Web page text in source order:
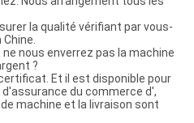
la qualité vérifiant par vous-
nous enverrez pas la machine
?
Et il est disponible pour
du commerce d',
machine et la livraison sont